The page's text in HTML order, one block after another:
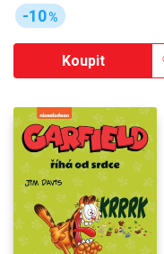
-10%
Koupit